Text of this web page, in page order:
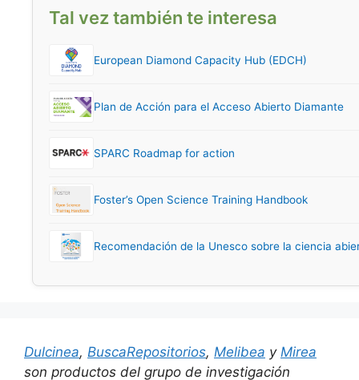
Tal vez también te interesa
European Diamond Capacity Hub (EDCH)
Plan de Acción para el Acceso Abierto Diamante
SPARC Roadmap for action
Foster’s Open Science Training Handbook
Recomendación de la Unesco sobre la ciencia
Dulcinea, BuscaRepositorios, Melibea y Mirea
son productos del grupo de investigación